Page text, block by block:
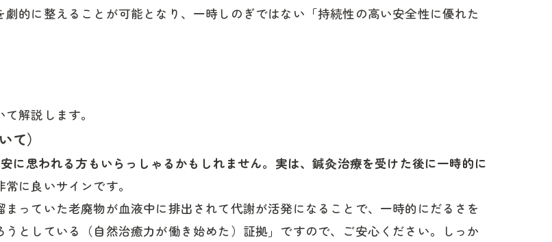
的に整えることが可能となり、一時しのぎではない「持続性の高い安全性に優れた
解説します。
て）
に思われる方もいらっしゃるかもしれません。実は、鍼灸治療を受けた後に一時的に
に良いサインです。
っていた老廃物が血液中に排出されて代謝が活発になることで、一時的にだるさを
としている（自然治癒力が働き始めた）証拠」ですので、ご安心ください。しっか